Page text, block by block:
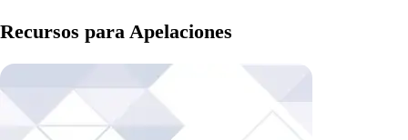
Recursos para Apelaciones